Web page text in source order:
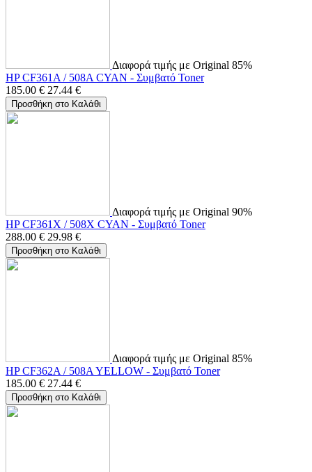
Διαφορά τιμής με Original 85%
HP CF361A / 508A CYAN - Συμβατό Toner
185.00 € 27.44 €
Προσθήκη στο Καλάθι
Διαφορά τιμής με Original 90%
HP CF361X / 508X CYAN - Συμβατό Toner
288.00 € 29.98 €
Προσθήκη στο Καλάθι
Διαφορά τιμής με Original 85%
HP CF362A / 508A YELLOW - Συμβατό Toner
185.00 € 27.44 €
Προσθήκη στο Καλάθι